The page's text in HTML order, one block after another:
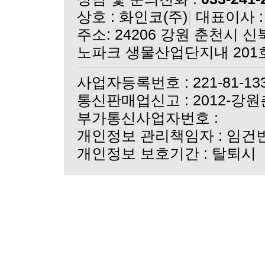
더실크크리스탈 바이
더실크크리스탈 바이
쇼핑몰 오픈 기념 이
쇼핑몰 오픈 안내
상호 : 화인코(주)| 대표이사
노파크 생물산업단지내 201
사업자등록번호 : 221-81-
통신판매업신고 : 2012-강
부가통신사업자번호 :
개인정보 관리책임자 : 임건
개인정보 보호기간 : 탈퇴시